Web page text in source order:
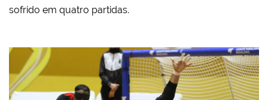
sofrido em quatro partidas.